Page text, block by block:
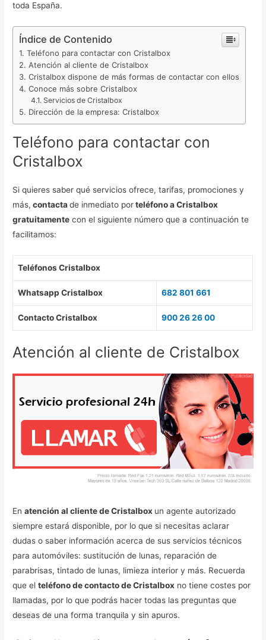
toda España.
Índice de Contenido
Teléfono para contactar con Cristalbox
Atención al cliente de Cristalbox
Cristalbox dispone de más formas de contactar con ellos
Conoce más sobre Cristalbox
Servicios de Cristalbox
Dirección de la empresa: Cristalbox
Teléfono para contactar con
Cristalbox
Si quieres saber qué servicios ofrece, tarifas, promociones y
más, contactade inmediato porteléfono a Cristalbox
gratuitamente con el siguiente número que a continuación te
facilitamos:
Teléfonos Cristalbox
Whatsapp Cristalbox 682 801 661
Contacto Cristalbox 900 26 26 00
Atención al cliente de Cristalbox
Enatención al cliente de Cristalbox un agente autorizado
siempre estará disponible, por lo que si necesitas aclarar
dudas o saber información acerca de sus servicios técnicos
para automóviles: sustitución de lunas, reparación de
parabrisas, tintado de lunas, limieza interior y más. Recuerda
que elteléfono de contacto de Cristalbox no tiene costes por
llamadas, por lo que podrás hacer todas las preguntas que
deseas de una forma tranquila y sin apuros.